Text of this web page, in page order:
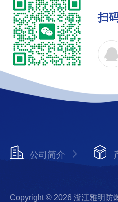
扫
公司简介
Copyright © 2026 浙江雅明防